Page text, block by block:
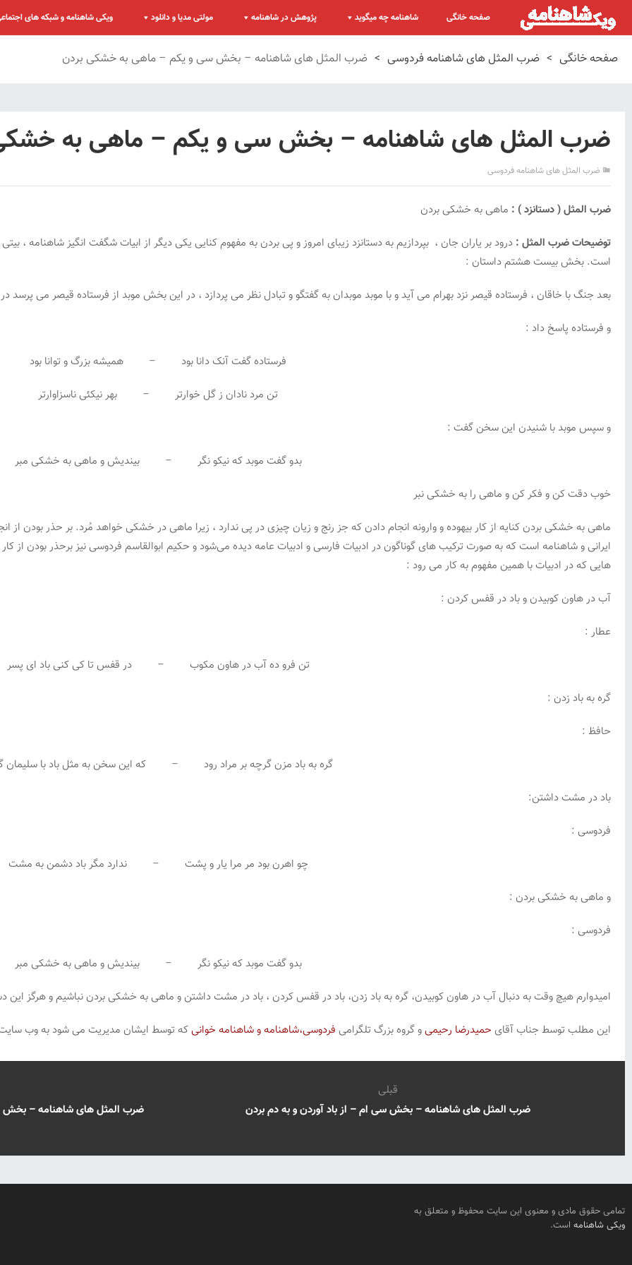
صفحه خانگی شاهنامه چه میگوید پژوهش در شاهنامه مولتی مدیا و دانلود ویکی شاهنامه و شبکه های
صفحه خانگی > ضرب المثل های شاهنامه فردوسی > ضرب المثل های شاهنامه – بخش سی و یکم – ماهی به خشکی بردن
ضرب المثل های شاهنامه – بخش سی و یکم – ماهی به
ضرب المثل های شاهنامه فردوسی
ضرب المثل ( دستانزد ) : ماهی به خشکی بردن
توضیحات ضرب المثل : درود بر یاران جان ، بپردازیم به دستانزد زیبای امروز و پی بردن به مفهوم کنایی یکی دیگر از ابیات شگفت انگیز شاهنامه ،
است. بخش بیست هشتم داستان :
بعد جنگ با خاقان ، فرستاده قیصر نزد بهرام می آید و با موبد موبدان به گفتگو و تبادل نظر می پردازد ، در این بخش موبد از فرستاده قیصر می
و فرستاده پاسخ داد :
فرستاده گفت آنک دانا بود – همیشه بزرگ و توانا بود
تن مرد نادان ز گل خوارتر – بهر نیکئی ناسزاوارتر
و سپس موبد با شنیدن این سخن گفت :
بدو گفت موبد که نیکو نگر – بیندیش و ماهی به خشکی مبر
خوب دقت کن و فکر کن و ماهی را به خشکی نبر
ماهی به خشکی بردن کنایه از کار بیهوده و وارونه انجام دادن که جز رنج و زیان چیزی در پی ندارد ، زیرا ماهی در خشکی خواهد مُرد. بر حذر بودن از
ایرانی و شاهنامه است که به صورت ترکیب های گوناگون در ادبیات فارسی و ادبیات عامه دیده می‌شود و حکیم ابوالقاسم فردوسی نیز برحذر بودن از
هایی که در ادبیات با همین مفهوم به کار می رود :
آب در هاون کوبیدن و باد در قفس کردن :
عطار :
تن فرو ده آب در هاون مکوب – در قفس تا کی کنی باد ای پسر
گره به باد زدن :
حافظ :
گره به باد مزن گرچه بر مراد رود – که این سخن به مثل باد با سلیمان
باد در مشت داشتن:
فردوسی :
چو اهرن بود مر مرا یار و پشت – ندارد مگر باد دشمن به مشت
و ماهی به خشکی بردن :
فردوسی :
بدو گفت موبد که نیکو نگر – بیندیش و ماهی به خشکی مبر
امیدوارم هیچ وقت به دنبال آب در هاون کوبیدن، گره به باد زدن، باد در قفس کردن ، باد در مشت داشتن و ماهی به خشکی بردن نباشیم و هرگز این
این مطلب توسط جناب آقای حمیدرضا رحیمیو گروه بزرگ تلگرامی فردوسی،شاهنامه و شاهنامه خوانیکه توسط ایشان مدیریت می شود به وب
قبلی
ضرب المثل های شاهنامه – بخش سی ام – از باد آوردن و به دم بردن
ضرب المثل های شاهنامه – بخش
تمامی حقوق مادی و معنوی این سایت محفوظ و متعلق به
ویکی شاهنامه است.